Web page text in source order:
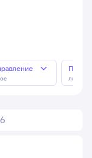
любое